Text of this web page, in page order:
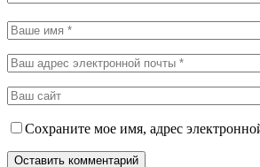
Сохраните мое имя, адрес